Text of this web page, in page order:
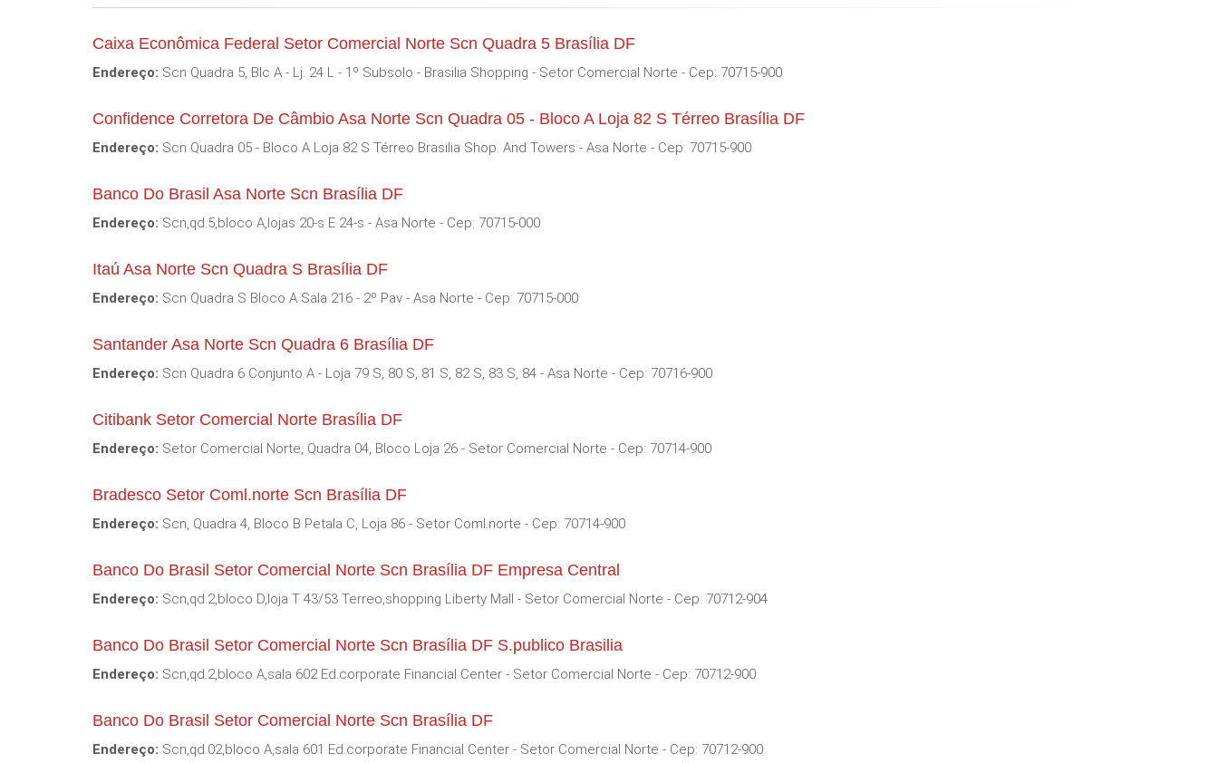
Caixa Econômica Federal Setor Comercial Norte Scn Quadra 5 Brasília DF
Endereço: Scn Quadra 5, Blc A - Lj. 24 L - 1º Subsolo - Brasilia Shopping - Setor Comercial Norte - Cep: 70715-900
Confidence Corretora De Câmbio Asa Norte Scn Quadra 05 - Bloco A Loja 82 S Térreo Brasília DF
Endereço: Scn Quadra 05 - Bloco A Loja 82 S Térreo Brasilia Shop. And Towers - Asa Norte - Cep: 70715-900
Banco Do Brasil Asa Norte Scn Brasília DF
Endereço: Scn,qd.5,bloco A,lojas 20-s E 24-s - Asa Norte - Cep: 70715-000
Itaú Asa Norte Scn Quadra S Brasília DF
Endereço: Scn Quadra S Bloco A Sala 216 - 2º Pav - Asa Norte - Cep: 70715-000
Santander Asa Norte Scn Quadra 6 Brasília DF
Endereço: Scn Quadra 6 Conjunto A - Loja 79 S, 80 S, 81 S, 82 S, 83 S, 84 - Asa Norte - Cep: 70716-900
Citibank Setor Comercial Norte Brasília DF
Endereço: Setor Comercial Norte, Quadra 04, Bloco Loja 26 - Setor Comercial Norte - Cep: 70714-900
Bradesco Setor Coml.norte Scn Brasília DF
Endereço: Scn, Quadra 4, Bloco B Petala C, Loja 86 - Setor Coml.norte - Cep: 70714-900
Banco Do Brasil Setor Comercial Norte Scn Brasília DF Empresa Central
Endereço: Scn,qd.2,bloco D,loja T 43/53 Terreo,shopping Liberty Mall - Setor Comercial Norte - Cep: 70712-904
Banco Do Brasil Setor Comercial Norte Scn Brasília DF S.publico Brasilia
Endereço: Scn,qd.2,bloco A,sala 602 Ed.corporate Financial Center - Setor Comercial Norte - Cep: 70712-900
Banco Do Brasil Setor Comercial Norte Scn Brasília DF
Endereço: Scn,qd.02,bloco A,sala 601 Ed.corporate Financial Center - Setor Comercial Norte - Cep: 70712-900